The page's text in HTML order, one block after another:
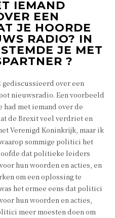
IEMAND
EEN
JE HOORDE
RADIO? IN
JE MET
?
gediscussieerd over een
nieuwsradio. Een voorbeeld
met iemand over de
de Brexit veel verdriet en
Verenigd Koninkrijk, maar ik
sommige politici het
dat politieke leiders
hun woorden en acties, en
om een oplossing te
het ermee eens dat politici
hun woorden en acties,
meer moesten doen om